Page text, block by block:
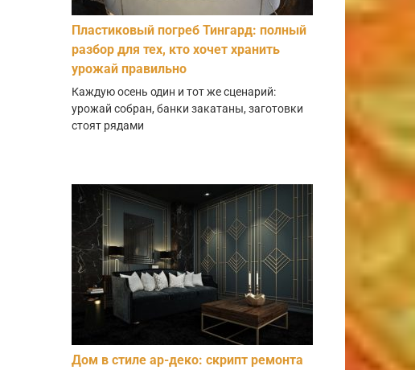
Пластиковый погреб Тингард: полный
разбор для тех, кто хочет хранить
урожай правильно
Каждую осень один и тот же сценарий:
урожай собран, банки закатаны, заготовки
стоят рядами
Дом в стиле ар-деко: скрипт ремонта